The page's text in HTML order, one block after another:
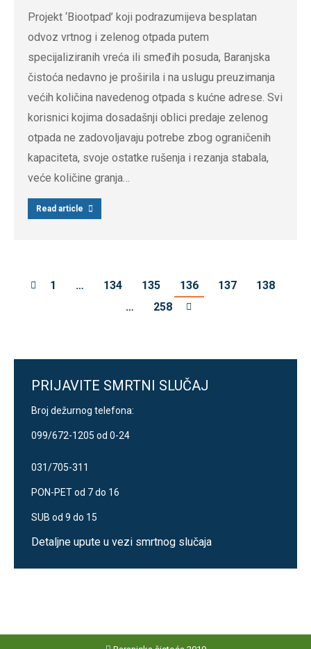
Projekt ‘Biootpad’ koji podrazumijeva besplatan
odvoz vrtnog i zelenog otpada putem
specijaliziranih vreća ili smeđih posuda, Baranjska
čistoća nedavno je proširila i na uslugu preuzimanja
većih količina navedenog otpada s kućne adrese. Svi
korisnici kojima dosadašnji oblici predaje zelenog
otpada ne zadovoljavaju potrebe zbog ograničenih
kapaciteta, svoje ostatke rušenja i rezanja stabala,
veće količine granja…
Read article
1 … 134 135 136 137
138
…
258
PRIJAVITE SMRTNI SLUČAJ
Broj dežurnog telefona:
099/672-1205 od 0-24
031/705-311
PON-PET od 7 do 16
SUB od 9 do 15
Detaljne upute u vezi smrtnog slučaja